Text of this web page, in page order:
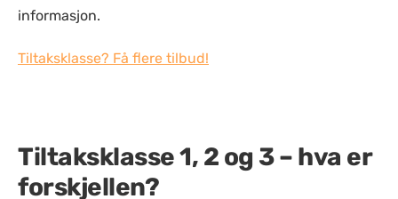
informasjon.
Tiltaksklasse? Få flere tilbud!
Tiltaksklasse 1, 2 og 3 – hva er
forskjellen?